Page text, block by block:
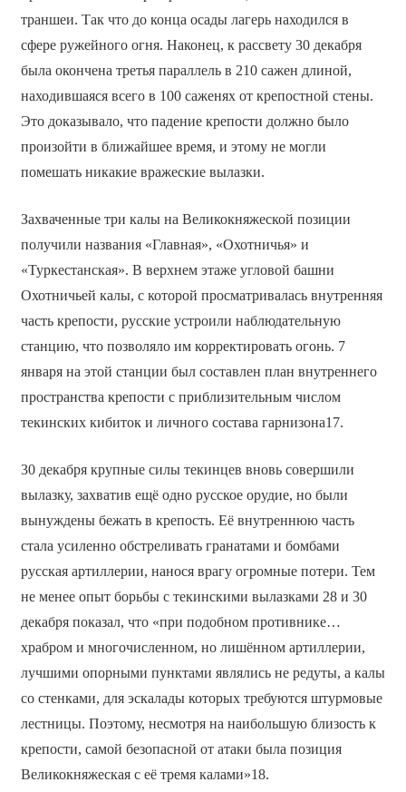
траншеи. Так что до конца осады лагерь находился в
сфере ружейного огня. Наконец, к рассвету 30 декабря
была окончена третья параллель в 210 сажен длиной,
находившаяся всего в 100 саженях от крепостной стены.
Это доказывало, что падение крепости должно было
произойти в ближайшее время, и этому не могли
помешать никакие вражеские вылазки.
Захваченные три калы на Великокняжеской позиции
получили названия «Главная», «Охотничья» и
«Туркестанская». В верхнем этаже угловой башни
Охотничьей калы, с которой просматривалась внутренняя
часть крепости, русские устроили наблюдательную
станцию, что позволяло им корректировать огонь. 7
января на этой станции был составлен план внутреннего
пространства крепости с приблизительным числом
текинских кибиток и личного состава гарнизона17.
30 декабря крупные силы текинцев вновь совершили
вылазку, захватив ещё одно русское орудие, но были
вынуждены бежать в крепость. Её внутреннюю часть
стала усиленно обстреливать гранатами и бомбами
русская артиллерии, нанося врагу огромные потери. Тем
не менее опыт борьбы с текинскими вылазками 28 и 30
декабря показал, что «при подобном противнике…
храбром и многочисленном, но лишённом артиллерии,
лучшими опорными пунктами являлись не редуты, а калы
со стенками, для эскалады которых требуются штурмовые
лестницы. Поэтому, несмотря на наибольшую близость к
крепости, самой безопасной от атаки была позиция
Великокняжеская с её тремя калами»18.